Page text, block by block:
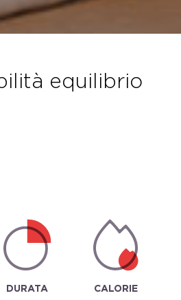
equilibrio
DURATA
CALORIE